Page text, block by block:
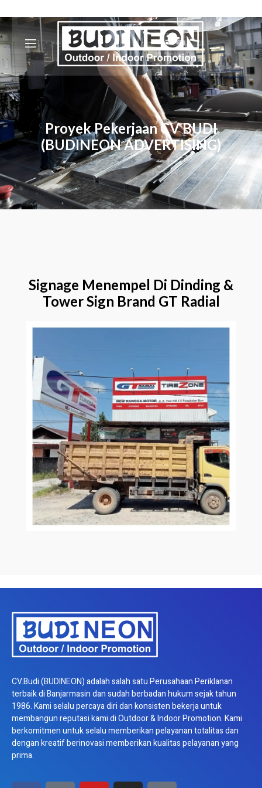
Proyek Pekerjaan CV BUDI
(BUDINEON ADVERTISING)
Signage Menempel Di Dinding &
Tower Sign Brand GT Radial
CV.Budi (BUDINEON) adalah salah satu Perusahaan Periklanan
terbaik di Banjarmasin dan sudah berbadan hukum sejak tahun
1986. Kami selalu percaya diri dan konsisten bekerja untuk
membangun reputasi kami di Outdoor & Indoor Promotion. Kami
berkomitmen untuk selalu memberikan pelayanan totalitas dan
dengan kreatif berinovasi memberikan kualitas pelayanan yang
prima.